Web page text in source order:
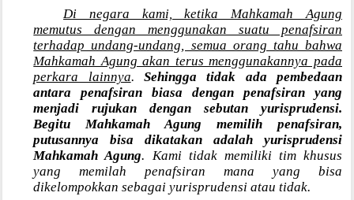
Di negara kami, ketika Mahkamah Agung
memutus dengan menggunakan suatu penafsiran
terhadap undang-undang, semua orang tahu bahwa
Mahkamah Agung akan terus menggunakannya pada
perkara lainnya. Sehingga tidak ada pembedaan
antara penafsiran biasa dengan penafsiran yang
menjadi rujukan dengan sebutan yurisprudensi.
Begitu Mahkamah Agung memilih penafsiran,
putusannya bisa dikatakan adalah yurisprudensi
Mahkamah Agung. Kami tidak memiliki tim khusus
yang memilah penafsiran mana yang bisa
dikelompokkan sebagai yurisprudensi atau tidak.